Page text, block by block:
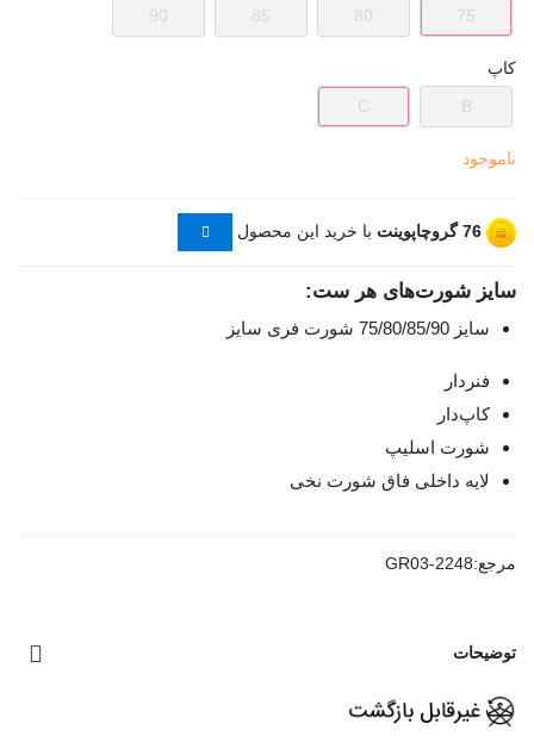
75
80
85
90
کاپ
B
C
ناموجود
76گروچاپوینت با خرید این محصول
سایز شورت‌های هر ست:
سایز 75/80/85/90 شورت فری سایز
فنردار
کاپ‌دار
شورت اسلیپ
لایه داخلی فاق شورت نخی
مرجع:GR03-2248
توضیحات